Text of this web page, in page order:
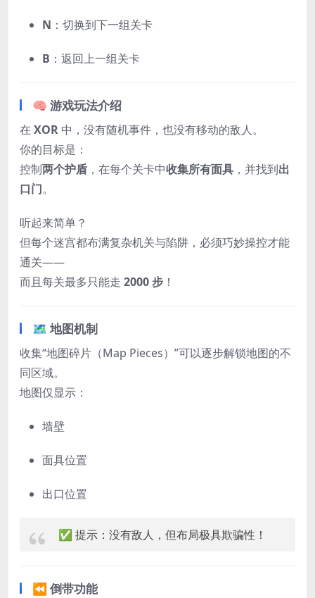
N ：切换到下一组关卡
B ：返回上一组关卡
🧠 游戏玩法介绍
在 XOR 中，没有随机事件，也没有移动的敌人。
你的目标是：
控制两个护盾 ，在每个关卡中收集所有面具 ，并找到出
口门。
听起来简单？
但每个迷宫都布满复杂机关与陷阱，必须巧妙操控才能
通关——
而且每关最多只能走 2000 步 ！
🗺️ 地图机制
收集“地图碎片（Map Pieces）”可以逐步解锁地图的不
同区域。
地图仅显示：
墙壁
面具位置
出口位置
✅ 提示：没有敌人，但布局极具欺骗性！
⏪ 倒带功能